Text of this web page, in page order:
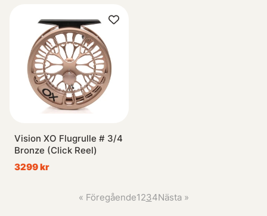
Vision XO Flugrulle # 3/4
Bronze (Click Reel)
3299 kr
« Föregående1234Nästa »